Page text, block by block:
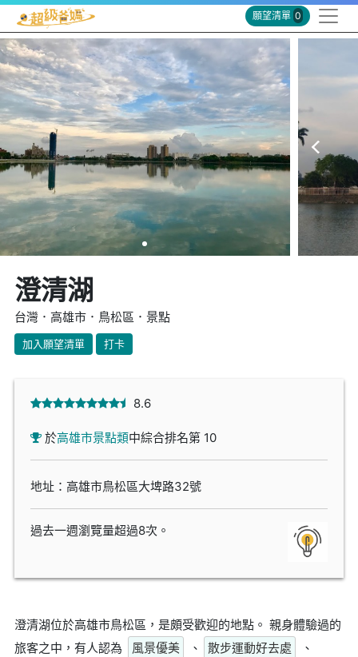
願望清單 0
澄清湖
台灣．高雄市．鳥松區．景點
加入願望清單 打卡
8.6
於高雄市景點類中綜合排名第 10
地址：高雄市鳥松區大埤路32號
過去一週瀏覽量超過8次。
澄清湖位於高雄市鳥松區，是頗受歡迎的地點。 親身體驗過的
旅客之中，有人認為
風景優美 、 散步運動好去處
、